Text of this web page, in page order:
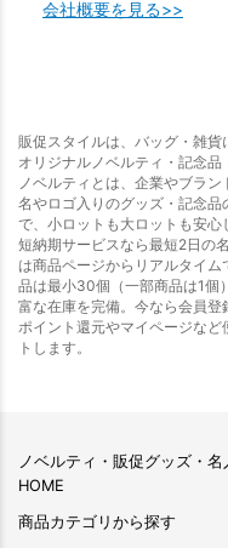
会社概要を見る>>
販促スタイルは、バッグ・雑
オリジナルノベルティ・記念品
ノベルティとは、企業やブラ
名やロゴ入りのグッズ・記念
で、小ロットも大ロットも安心
短納期サービスなら最短2日の
は商品ページからリアルタイ
品は最小30個（一部商品は1個
富な在庫を完備。今なら会員登
ポイント還元やマイページな
トします。
ノベルティ・販促グッズ・名
HOME
商品カテゴリから探す